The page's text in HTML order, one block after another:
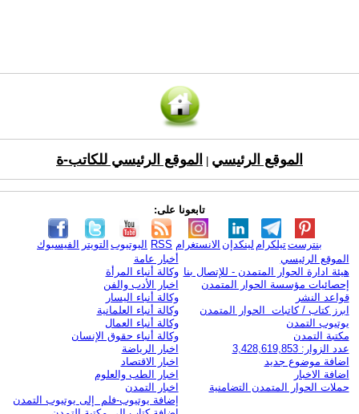
الموقع الرئيسي الموقع الرئيسي للكاتب-ة
تابعونا على:
الفيسبوك التويتر اليوتيوب RSS الانستغرام لينكدإن تيلكرامبنترست
الموقع الرئيسي
هيئة ادارة الحوار المتمدن - للإتصال بنا
إحصائيات مؤسسة الحوار المتمدن
قواعد النشر
ابرز كتاب / كاتبات الحوار المتمدن
يوتيوب التمدن
مكتبة التمدن
عدد الزوار: 3,428,619,853
اضافة موضوع جديد
اضافة الاخبار
حملات الحوار المتمدن التضامنية
أخبار عامة
وكالة أنباء المرأة
اخبار الأدب والفن
وكالة أنباء اليسار
وكالة أنباء العلمانية
وكالة أنباء العمال
وكالة أنباء حقوق الإنسان
اخبار الرياضة
اخبار الاقتصاد
اخبار الطب والعلوم
اخبار التمدن
إضافة يوتيوب-فلم إلى يوتيوب التمدن